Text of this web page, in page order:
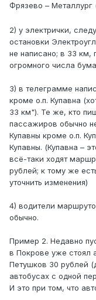
Фрязево – Металлург
2) у электрички,
остановки
не написано; в 33 км,
огромного числа
3) в телеграмме
кроме о.п. Купавна
33 км"). Те же, кто
пассажиров обычно
Купавны кроме о.п.
Купавны. (Купавна –
всё-таки ходят
рублей; к тому же
уточнить изменения)
4) водители
обычно.
Пример 2. Недавно
в Покрове уже стоял
Петушков 30 рублей
автобусах с одной
И это при том, что